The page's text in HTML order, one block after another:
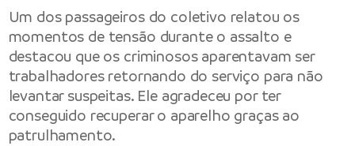
Um dos passageiros do coletivo relatou os
momentos de tensão durante o assalto e
destacou que os criminosos aparentavam ser
trabalhadores retornando do serviço para não
levantar suspeitas. Ele agradeceu por ter
conseguido recuperar o aparelho graças ao
patrulhamento.